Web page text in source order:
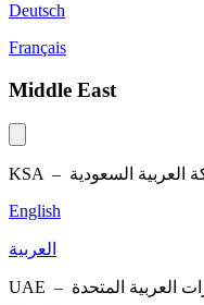
Deutsch
Français
Middle East
KSA – العربية السعودية
English
العربية
UAE – العربية المتحدة